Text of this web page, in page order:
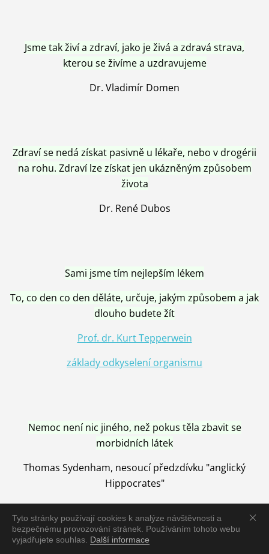
Tyto stránky používají cookies k analýze návštěvnosti a
bezpečnému provozování stránek. Používáním tohoto webu
vyjadřujete souhlas. Další informace
Jsme tak živí a zdraví, jako je živá a zdravá strava,
kterou se živíme a uzdravujeme
Dr. Vladimír Domen
Zdraví se nedá získat pasivně u lékaře, nebo v drogérii
na rohu. Zdraví lze získat jen ukázněným způsobem
života
Dr. René Dubos
Sami jsme tím nejlepším lékem
To, co den co den děláte, určuje, jakým způsobem a jak
dlouho budete žít
Prof. dr. Kurt Tepperwein
základy odkyselení organismu
Nemoc není nic jiného, než pokus těla zbavit se
morbidních látek
Thomas Sydenham, nesoucí předzdívku "anglický
Hippocrates"
Nemoc je vyléčena jen pomocí Přírody, neutralizací a